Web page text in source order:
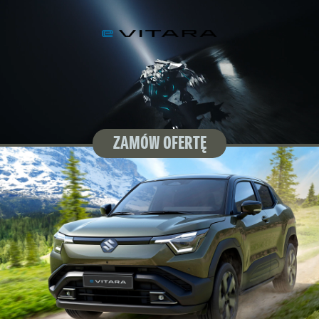
ZAMÓW OFERTĘ